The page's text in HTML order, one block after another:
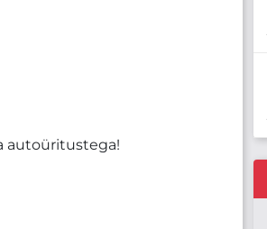
autoüritustega!